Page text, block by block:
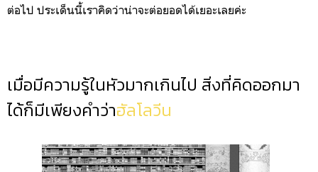
ต่อไป ประเด็นนี้เราคิดว่าน่าจะต่อยอดได้เยอะเลยค่ะ
เมื่อมีความรู้ในหัวมากเกินไป สิ่งที่คิดออกมา
ได้ก็มีเพียงคำว่าฮัลโลวีน